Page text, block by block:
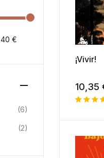
¡Vivir!
10,35
con
de un
cliente
40 €
(6)
(2)